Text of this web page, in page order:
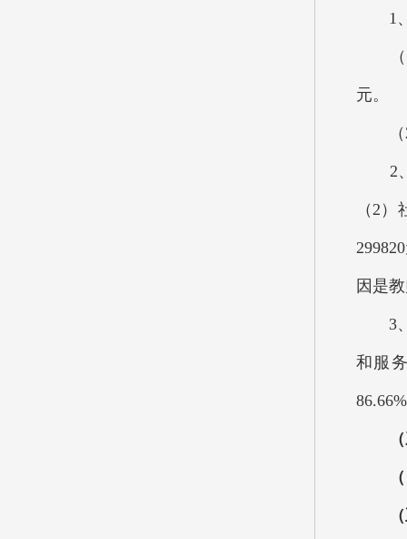
1、
（1
元。
（2
2、
（2
因是
3、
和服
（三
（四
（五